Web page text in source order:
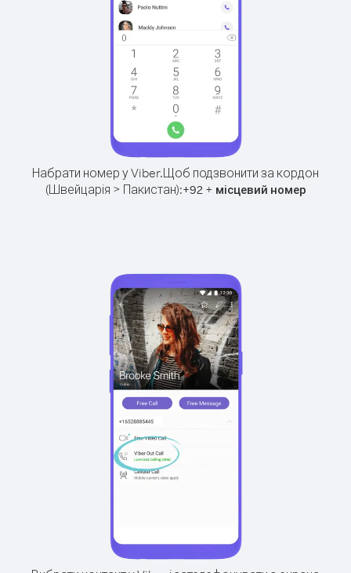
Набрати номер у Viber.Щоб подзвонити за кордон
(Швейцарія > Пакистан):+92+ місцевий номер